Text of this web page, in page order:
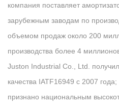
компания поставляет
зарубежным заводам по
объемом продаж около 200
производства более 4
Juston Industrial Co., Ltd.
качества IATF16949 с 2007
признано национальным